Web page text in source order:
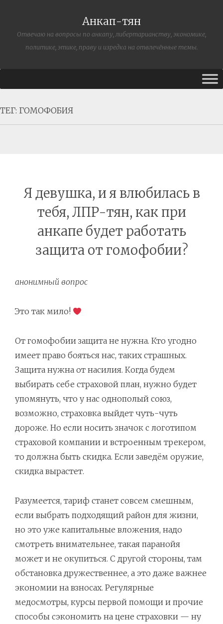
Анкап-тян
Отвечаю на вопросы по анкапу, либертарианству, экономике,
политике, этике, праву и изредка на отвлечённые темы.
ТЕГ: ГОМОФОБИЯ
Я девушка, и я влюбилась в
тебя, ЛПР-тян, как при
анкапе будет работать
защита от гомофобии?
анонимный вопрос
Это так мило!
От гомофобии защита не нужна. Кто угодно
имеет право бояться нас, таких страшных.
Защита нужна от насилия. Когда будем
выбирать себе страховой план, нужно будет
упомянуть, что у нас однополый союз,
возможно, страховка выйдет чуть-чуть
дороже. Но если носить значок с логотипом
страховой компании и встроенным трекером,
то должна быть скидка. Если заведём оружие,
скидка вырастет.
Разумеется, тариф станет совсем смешным,
если выбрать подходящий район для жизни,
но это уже капитальные вложения, надо
смотреть внимательнее, такая паранойя
может и не окупиться. С другой стороны, там
обстановка дружественнее, а это даже важнее
экономии на взносах. Регулярные
медосмотры, курсы первой помощи и прочие
способы сэкономить на цене страховки — ну